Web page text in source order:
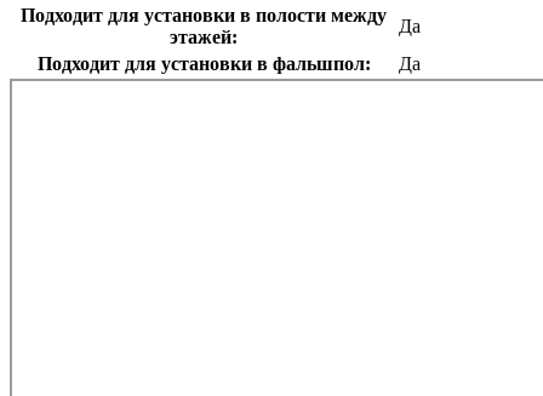
Подходит для установки в полости между
этажей:
Да
Подходит для установки в фальшпол:
Да